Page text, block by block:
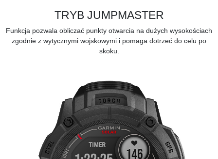
TRYB JUMPMASTER
Funkcja pozwala obliczać punkty otwarcia na dużych wysokościach
zgodnie z wytycznymi wojskowymi i pomaga dotrzeć do celu po
skoku.